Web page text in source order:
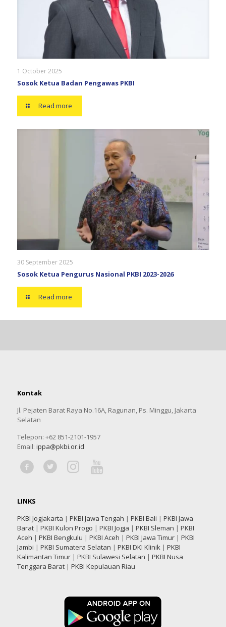
1 October 2025
Sosok Ketua Badan Pengawas PKBI
Read more
30 September 2025
Sosok Ketua Pengurus Nasional PKBI 2023-2026
Read more
Kontak
Jl. Pejaten Barat Raya No.16A, Ragunan, Ps. Minggu, Jakarta
Selatan
Telepon: +62 851-2101-1957
Email: ippa@pkbi.or.id
LINKS
PKBI Jogjakarta | PKBI Jawa Tengah | PKBI Bali | PKBI Jawa
Barat| PKBI Kulon Progo | PKBI Jogja | PKBI Sleman | PKBI
Aceh | PKBI Bengkulu | PKBI Aceh | PKBI Jawa Timur| PKBI
Jambi | PKBI Sumatera Selatan | PKBI DKI Klinik| PKBI
Kalimantan Timur| PKBI Sulawesi Selatan | PKBI Nusa
Tenggara Barat| PKBI Kepulauan Riau